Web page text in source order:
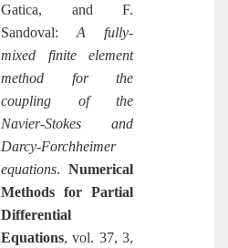
Gatica, and F.
Sandoval: A fully-
mixed finite element
method for the
coupling of the
Navier-Stokes and
Darcy-Forchheimer
equations.Numerical
Methods for Partial
Differential
Equations, vol. 37, 3,